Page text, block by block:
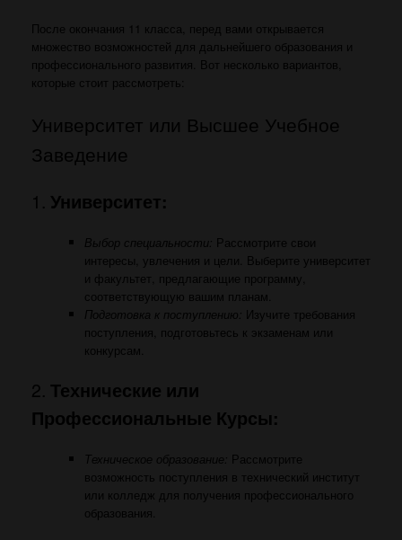
После окончания 11 класса, перед вами открывается
множество возможностей для дальнейшего образования и
профессионального развития. Вот несколько вариантов,
которые стоит рассмотреть:
Университет или Высшее Учебное
Заведение
1. Университет:
Выбор специальности: Рассмотрите свои
интересы, увлечения и цели. Выберите университет
и факультет, предлагающие программу,
соответствующую вашим планам.
Подготовка к поступлению: Изучите требования
поступления, подготовьтесь к экзаменам или
конкурсам.
2. Технические или
Профессиональные Курсы:
Техническое образование: Рассмотрите
возможность поступления в технический институт
или колледж для получения профессионального
образования.